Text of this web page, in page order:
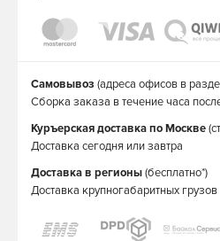
Самовывоз (адреса офисов в
Сборка заказа в течение часа
Куръерская доставка по Москве
Доставка сегодня или завтра
Доставка в регионы(бесплатно*)
Доставка крупногабаритных